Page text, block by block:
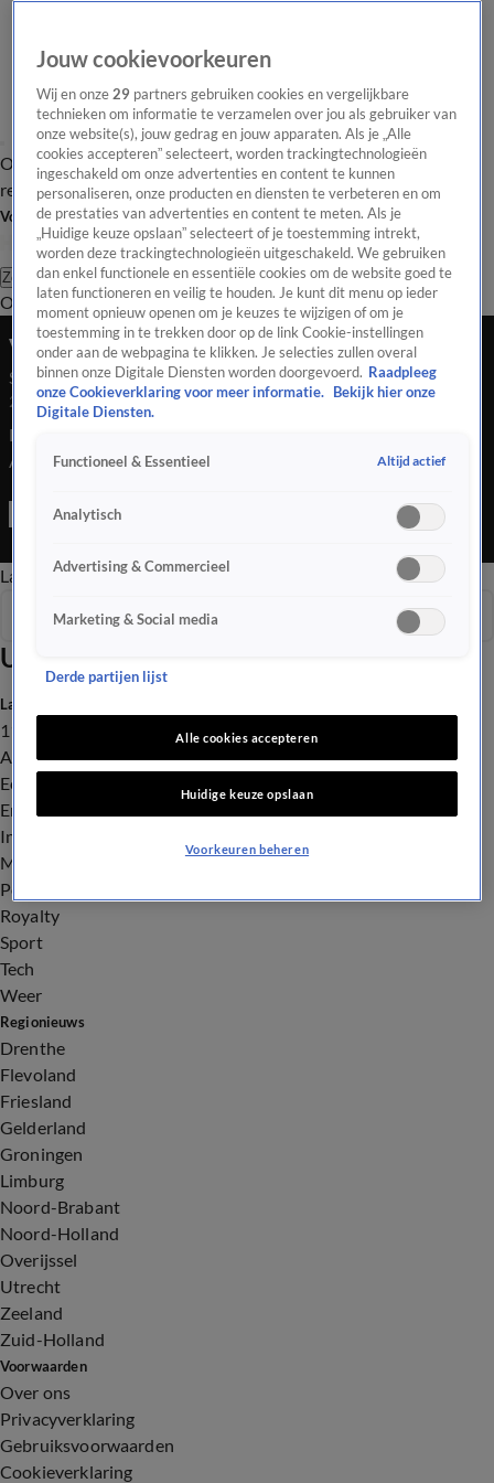
Overzicht Laatste nieuws Regionieuws Het beste van Hart
Tip de
redactie
Volg Hart van Nederland
Zoeken
OverzichtRegioUitzendingenWeerTip de redactiePanelVideo's
Vroege Editie
Seizoen 2026, aflevering 82
23 apr, 17:50
De nationale veiligheid was niet eerder zo in gevaar, zegt de
AIVD. Met name door Russen, Chinezen en terroristen. En
Late EditieOchtend EditieVroege Editie
Uitzendingen
Seizoen 2026
Laatste nieuws
112
Advies & Tips
Economie
Entertainment
Infrastructuur
Milieu en Gezondheid
Politiek
Royalty
Sport
Tech
Weer
Regionieuws
Drenthe
Flevoland
Friesland
Gelderland
Groningen
Limburg
Noord-Brabant
Noord-Holland
Overijssel
Utrecht
Zeeland
Zuid-Holland
Voorwaarden
Over ons
Privacyverklaring
Gebruiksvoorwaarden
Cookieverklaring
Jouw cookievoorkeuren
Wij en onze29 partners gebruiken cookies en vergelijkbare
technieken om informatie te verzamelen over jou als gebruiker van
onze website(s), jouw gedrag en jouw apparaten. Als je „Alle
cookies accepteren” selecteert, worden trackingtechnologieën
ingeschakeld om onze advertenties en content te kunnen
personaliseren, onze producten en diensten te verbeteren en om
de prestaties van advertenties en content te meten. Als je
„Huidige keuze opslaan” selecteert of je toestemming intrekt,
worden deze trackingtechnologieën uitgeschakeld. We gebruiken
dan enkel functionele en essentiële cookies om de website goed te
laten functioneren en veilig te houden. Je kunt dit menu op ieder
moment opnieuw openen om je keuzes te wijzigen of om je
toestemming in te trekken door op de link Cookie-instellingen
onder aan de webpagina te klikken. Je selecties zullen overal
binnen onze Digitale Diensten worden doorgevoerd. Raadpleeg
onze Cookieverklaring voor meer informatie.
Bekijk hier onze
Digitale Diensten.
Functioneel & Essentieel Altijd actief
Analytisch
Advertising & Commercieel
Marketing & Social media
Derde partijen lijst
Alle cookies accepteren
Huidige keuze opslaan
Voorkeuren beheren